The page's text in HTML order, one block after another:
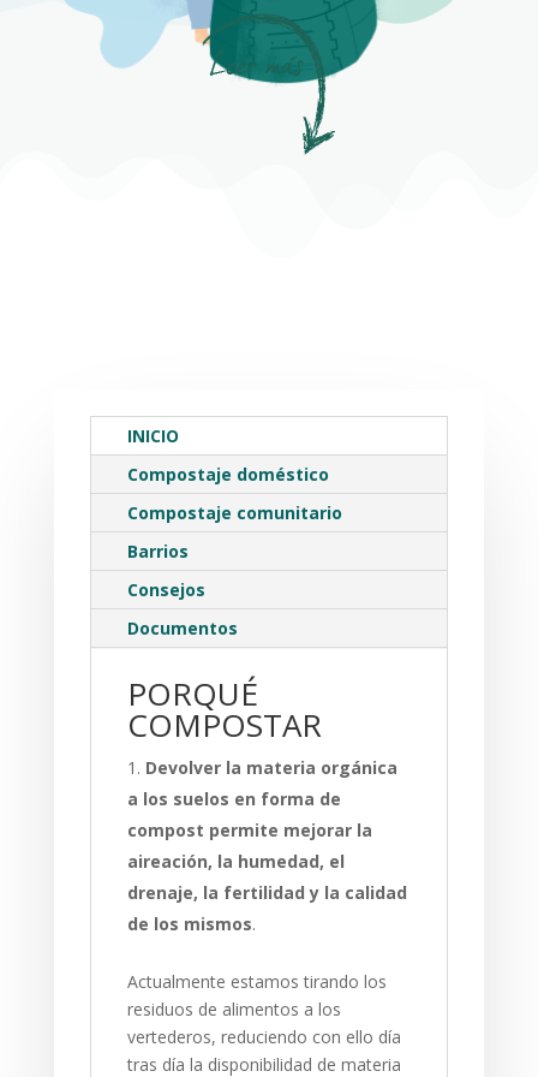
INICIO
Compostaje doméstico
Compostaje comunitario
Barrios
Consejos
Documentos
PORQUÉ
COMPOSTAR
Devolver la materia orgánica
a los suelos en forma de
compost permite mejorar la
aireación, la humedad, el
drenaje, la fertilidad y la calidad
de los mismos.
Actualmente estamos tirando los
residuos de alimentos a los
vertederos, reduciendo con ello día
tras día la disponibilidad de materia